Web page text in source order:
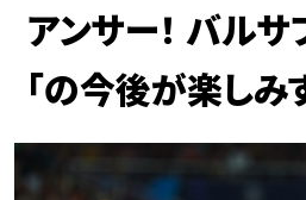
アンサー！ バル
「の今後が楽しみ